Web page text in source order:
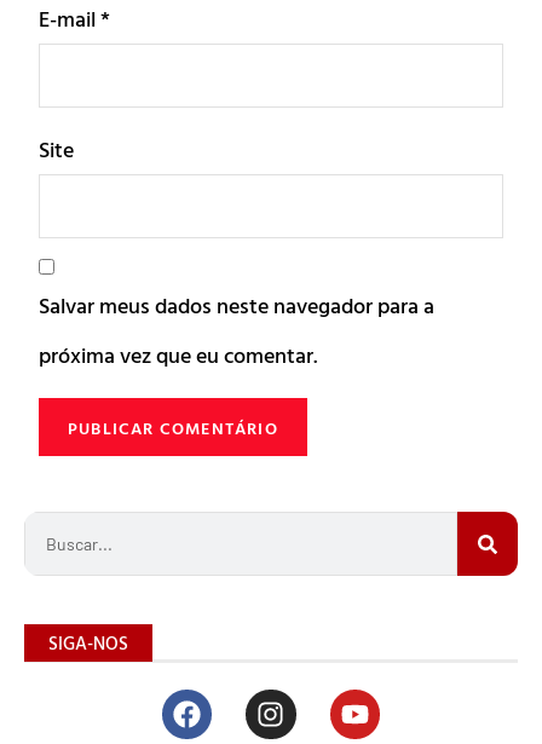
E-mail*
Site
Salvar meus dados neste navegador para a
próxima vez que eu comentar.
SIGA-NOS